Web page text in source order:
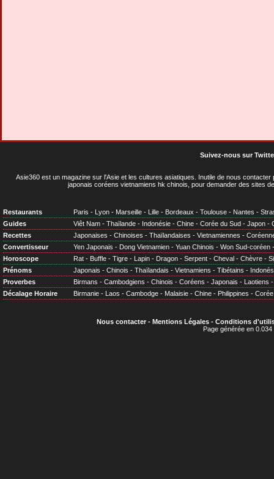
Suivez-nous sur
Asie360 est un magazine sur l'Asie et les cultures asiatiques . Inutile de nous
japonais coréens vietnamiens hk chinois, pour demander des sites
Restaurants Paris - Lyon - Marseille - Lille - Bordeaux - Toulouse - Nantes -
Guides
Viêt Nam - Thaïlande - Indonésie - Chine - Corée du Sud - Japon -
Recettes
Japonaises - Chinoises - Thaïlandaises - Vietnamiennes -
Convertisseur
Yen Japonais - Dong Vietnamien - Yuan Chinois - Won Sud-coréen
Horoscope
Rat - Buffle - Tigre - Lapin - Dragon - Serpent - Cheval - Chèvre -
Prénoms
Japonais - Chinois - Thaïlandais - Vietnamiens - Tibétains -
Proverbes
Birmans - Cambodgiens - Chinois - Coréens - Japonais - Laotiens
Décalage Horaire
Birmanie - Laos - Cambodge - Malaisie - Chine - Philippines - Corée
Nous contacter- Mentions Légales- Conditions
Page générée en